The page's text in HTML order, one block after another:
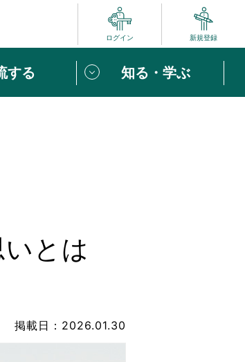
ログイン 新規登録
こと
する 知る・学ぶ
外部記事）
とは
掲載日：2026.01.30